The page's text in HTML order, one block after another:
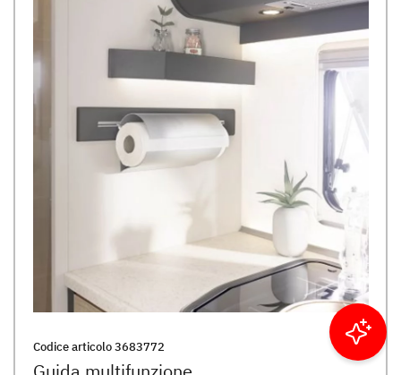
Codice articolo3683772
Filtrare i risultati